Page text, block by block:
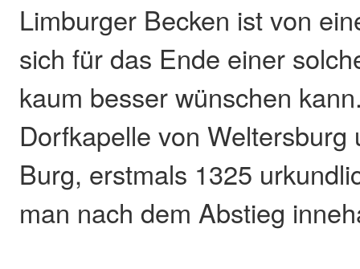
Limburger Becken ist von
sich für das Ende einer
kaum besser wünschen
Dorfkapelle von Weltersburg
Burg, erstmals 1325
man nach dem Abstieg